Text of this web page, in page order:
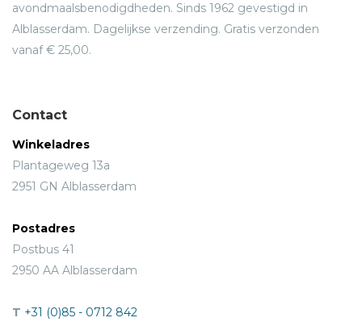
avondmaalsbenodigdheden. Sinds 1962 gevestigd in
Alblasserdam. Dagelijkse verzending. Gratis verzonden
vanaf € 25,00.
Contact
Winkeladres
Plantageweg 13a
2951 GN Alblasserdam
Postadres
Postbus 41
2950 AA Alblasserdam
T +31 (0)85 - 0712 842